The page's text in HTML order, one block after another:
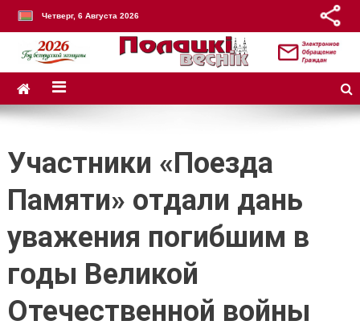
Четверг, 6 Августа 2026
Участники «Поезда
Памяти» отдали дань
уважения погибшим в
годы Великой
Отечественной войны